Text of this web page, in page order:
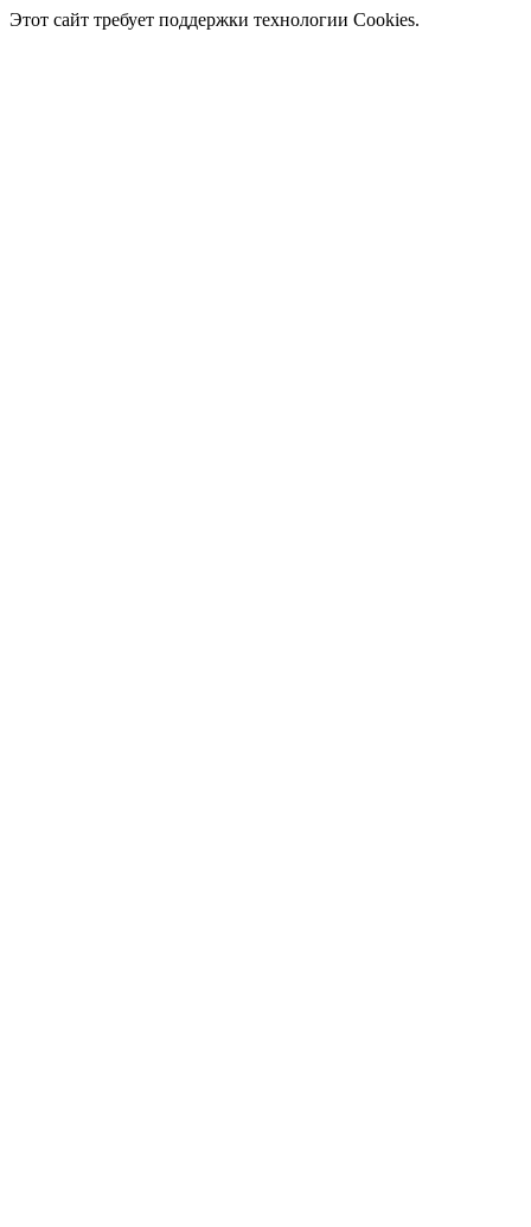
Этот сайт требует поддержки технологии Cookies.